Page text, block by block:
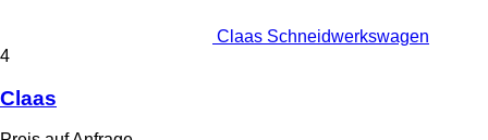
Claas Schneidwerkswagen
4
Claas